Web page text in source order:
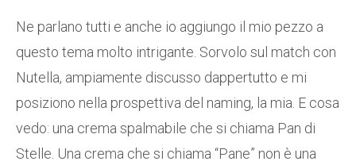
Ne parlano tutti e anche io aggiungo il mio pezzo a
questo tema molto intrigante. Sorvolo sul match con
Nutella, ampiamente discusso dappertutto e mi
posiziono nella prospettiva del naming, la mia. E cosa
vedo: una crema spalmabile che si chiama Pan di
Stelle. Una crema che si chiama “Pane” non è una